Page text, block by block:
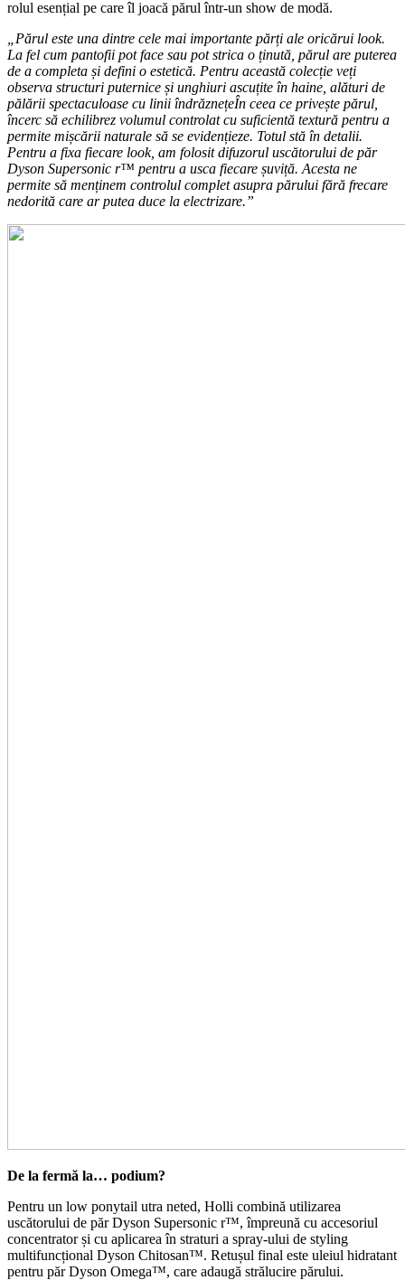
rolul esențial pe care îl joacă părul într-un show de modă.
„Părul este una dintre cele mai importante părți ale oricărui look.
La fel cum pantofii pot face sau pot strica o ținută, părul are puterea
de a completa și defini o estetică. Pentru această colecție veți
observa structuri puternice și unghiuri ascuțite în haine, alături de
pălării spectaculoase cu linii îndrăznețeÎn ceea ce privește părul,
încerc să echilibrez volumul controlat cu suficientă textură pentru a
permite mișcării naturale să se evidențieze. Totul stă în detalii.
Pentru a fixa fiecare look, am folosit difuzorul uscătorului de păr
Dyson Supersonic r™ pentru a usca fiecare șuviță. Acesta ne
permite să menținem controlul complet asupra părului fără frecare
nedorită care ar putea duce la electrizare.”
De la fermă la… podium?
Pentru un low ponytail utra neted, Holli combină utilizarea
uscătorului de păr Dyson Supersonic r™, împreună cu accesoriul
concentrator și cu aplicarea în straturi a spray-ului de styling
multifuncțional Dyson Chitosan™. Retușul final este uleiul hidratant
pentru păr Dyson Omega™, care adaugă strălucire părului.